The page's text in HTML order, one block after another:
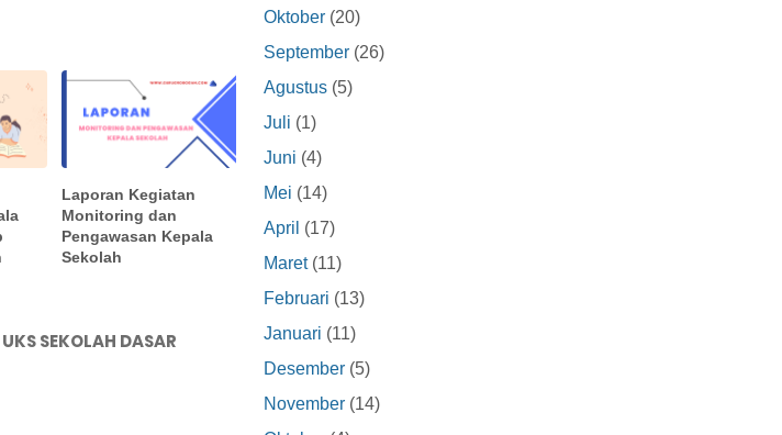
Laporan Kegiatan
Monitoring dan
Pengawasan Kepala
Sekolah
SEKOLAH DASAR
Oktober (20)
September (26)
Agustus (5)
Juli (1)
Juni (4)
Mei (14)
April (17)
Maret(11)
Februari (13)
Januari (11)
Desember (5)
November (14)